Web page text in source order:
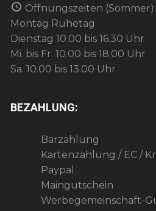
Öffnungszeiten (Sommer):
Montag Ruhetag
Dienstag 10.00 bis 16.30 Uhr
Mi. bis Fr. 10.00 bis 18.00 Uhr
Sa. 10.00 bis 13.00 Uhr
BEZAHLUNG:
Barzahlung
Kartenzahlung / EC /
Paypal
Maingutschein
Werbegemeinschaft-